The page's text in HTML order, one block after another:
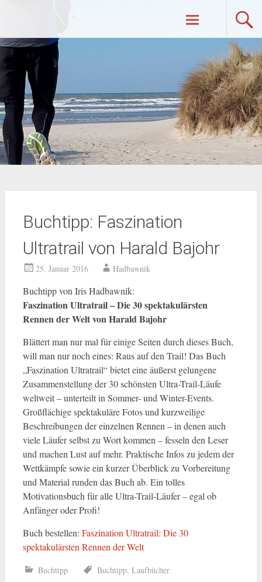
Ultramarathon, Ultratrail, Ultratriathlon
Buchtipp: Faszination
Ultratrail von Harald Bajohr
25. Januar 2016 Hadbawnik
Buchtipp von Iris Hadbawnik:
Faszination Ultratrail – Die 30 spektakulärsten
Rennen der Welt von Harald Bajohr
Blättert man nur mal für einige Seiten durch dieses Buch,
will man nur noch eines: Raus auf den Trail! Das Buch
„Faszination Ultratrail“ bietet eine äußerst gelungene
Zusammenstellung der 30 schönsten Ultra-Trail-Läufe
weltweit – unterteilt in Sommer- und Winter-Events.
Großflächige spektakuläre Fotos und kurzweilige
Beschreibungen der einzelnen Rennen – in denen auch
viele Läufer selbst zu Wort kommen – fesseln den Leser
und machen Lust auf mehr. Praktische Infos zu jedem der
Wettkämpfe sowie ein kurzer Überblick zu Vorbereitung
und Material runden das Buch ab. Ein tolles
Motivationsbuch für alle Ultra-Trail-Läufer – egal ob
Anfänger oder Profi!
Buch bestellen: Faszination Ultratrail: Die 30
spektakulärsten Rennen der Welt
Buchtipp Buchtipp, Laufbücher